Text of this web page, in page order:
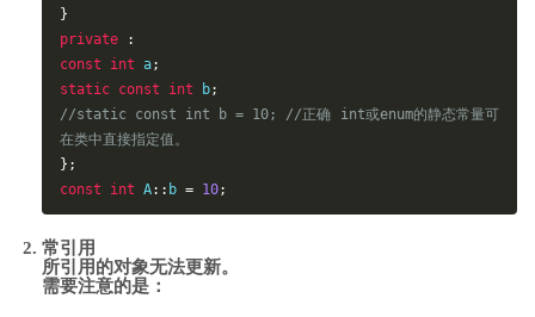
}
private
:
const
int a;
static const int b;
//static const int b = 10; //正确 int或enum的静态常量可
在类中直接指定值。
};
const
int A:: b = 10;
常引用
所引用的对象无法更新。
需要注意的是：